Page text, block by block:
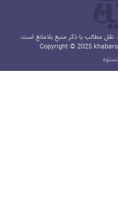
مطالب با ذکر منبع بلامانع است.
Copyright © 2025